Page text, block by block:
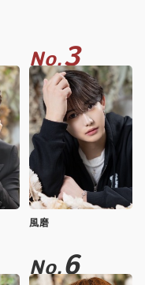
No.3
風磨
No.6